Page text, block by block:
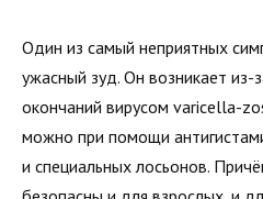
Один из самый неприятных
ужасный зуд. Он возникает
окончаний вирусом varicella-
можно при помощи
и специальных лосьонов.